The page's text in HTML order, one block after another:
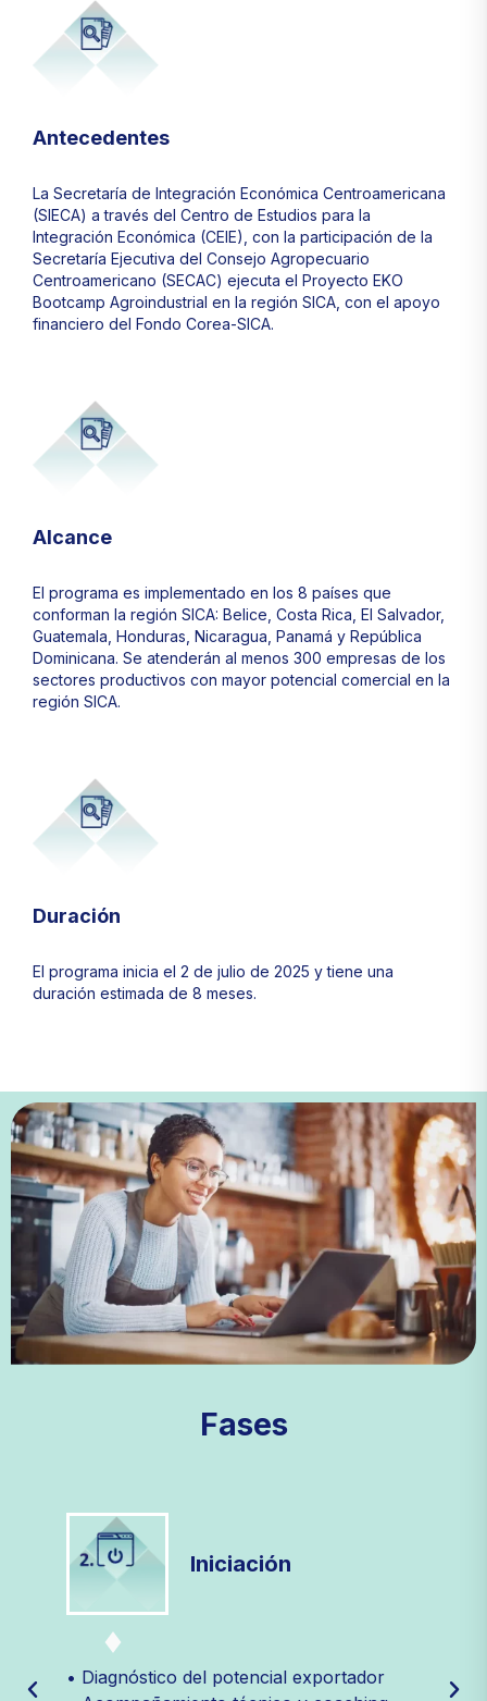
Antecedentes
La Secretaría de Integración Económica Centroamericana
(SIECA) a través del Centro de Estudios para la
Integración Económica (CEIE), con la participación de la
Secretaría Ejecutiva del Consejo Agropecuario
Centroamericano (SECAC) ejecuta el Proyecto EKO
Bootcamp Agroindustrial en la región SICA, con el apoyo
financiero del Fondo Corea-SICA.
Alcance
El programa es implementado en los 8 países que
conforman la región SICA: Belice, Costa Rica, El Salvador,
Guatemala, Honduras, Nicaragua, Panamá y República
Dominicana. Se atenderán al menos 300 empresas de los
sectores productivos con mayor potencial comercial en la
región SICA.
Duración
El programa inicia el 2 de julio de 2025 y tiene una
duración estimada de 8 meses.
Fases
• Diagnóstico del potencial exportador
Iniciación